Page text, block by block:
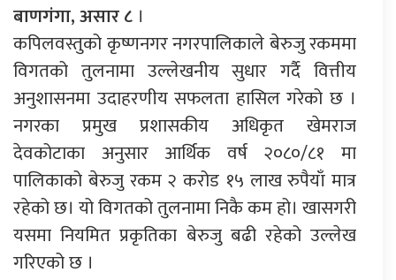
बाणगंगा, असार ८ ।
कपिलवस्तुको कृष्णनगर नगरपालिकाले बेरुजु रकममा
विगतको तुलनामा उल्लेखनीय सुधार गर्दै वित्तीय
अनुशासनमा उदाहरणीय सफलता हासिल गरेको छ ।
नगरका प्रमुख प्रशासकीय अधिकृत खेमराज
देवकोटाका अनुसार आर्थिक वर्ष २०८०/८१ मा
पालिकाको बेरुजु रकम २ करोड १५ लाख रुपैयाँ मात्र
रहेको छ। यो विगतको तुलनामा निकै कम हो। खासगरी
यसमा नियमित प्रकृतिका बेरुजु बढी रहेको उल्लेख
गरिएको छ ।